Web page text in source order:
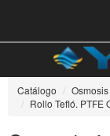
Catálogo
Rollo Tefló. PTFE